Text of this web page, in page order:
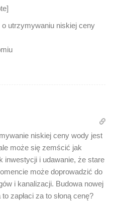
utrzymywaniu niskiej ceny
niskiej ceny wody jest
może się zemścić jak
inwestycji i udawanie, że stare
może doprowadzić do
i kanalizacji. Budowa nowej
zapłaci za to słoną cenę?